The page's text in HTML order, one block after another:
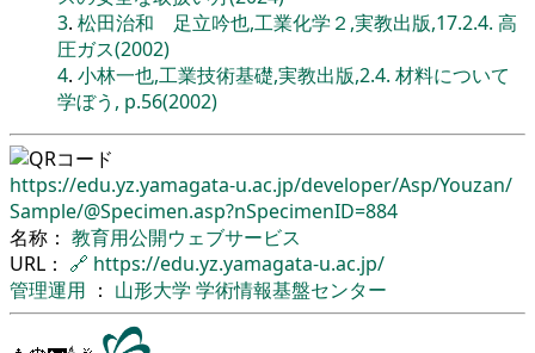
3. 松田治和 足立吟也,工業化学２,実教出版,17.2.4. 高
圧ガス(2002)
4. 小林一也,工業技術基礎,実教出版,2.4. 材料について
学ぼう, p.56(2002)
https://edu.yz.yamagata-u.ac.jp/developer/Asp/Youzan/
Sample/@Specimen.asp?nSpecimenID=884
名称： 教育用公開ウェブサービス
URL： 🔗 https://edu.yz.yamagata-u.ac.jp/
管理運用 ： 山形大学 学術情報基盤センター